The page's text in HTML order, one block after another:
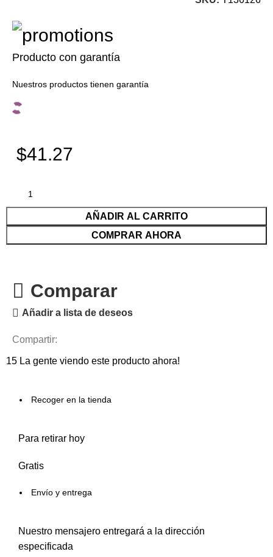
Producto con garantía
Nuestros productos tienen garantía
$41.27
AÑADIR AL CARRITO
COMPRAR AHORA
Comparar
Añadir a lista de deseos
Compartir:
15 La gente viendo este producto ahora!
Recoger en la tienda
Para retirar hoy
Gratis
Envío y entrega
Nuestro mensajero entregará a la dirección
especificada